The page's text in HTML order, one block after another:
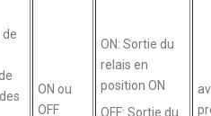
ON ou
OFF
ON: Sortie du
relais en
position ON
OFF: Sortie du